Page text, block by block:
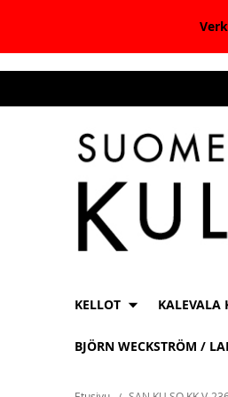
to
KELLOT KALEVALA
BJÖRN WECKSTRÖM /